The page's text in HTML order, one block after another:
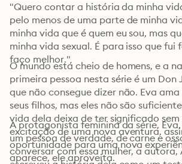
"Quero contar a história da minha
pelo menos de uma parte de minha
minha vida que é quem eu sou, mas
minha vida sexual. É para isso que fui
faço melhor."
O mundo está cheio de homens, e a
primeira pessoa nesta série é um Don
que não consegue dizer não. Eva
seus filhos, mas eles não são
vida dela deixa de ter significado sem
excitação de uma nova aventura,
oportunidade para uma nova
aparece, ele aproveita.
A protagonista feminina da série,
um pessoa de verdade, de carne e
conversar com essa mulher, a autora,